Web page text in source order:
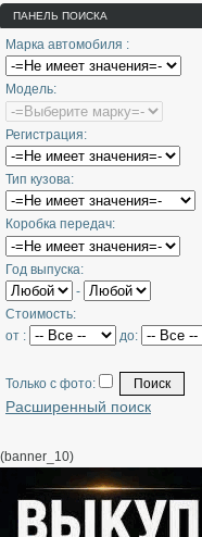
ПАНЕЛЬ ПОИСКА
Марка автомобиля :
Модель:
Регистрация:
Тип кузова:
Коробка передач:
Год выпуска:
-
Стоимость:
от :
до:
Только с фото:
Расширенный поиск
(banner_10)